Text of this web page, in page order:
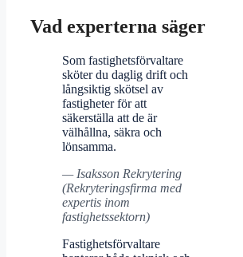
Vad experterna säger
Som fastighetsförvaltare
sköter du daglig drift och
långsiktig skötsel av
fastigheter för att
säkerställa att de är
välhållna, säkra och
lönsamma.
— Isaksson Rekrytering
(Rekryteringsfirma med
expertis inom
fastighetssektorn)
Fastighetsförvaltare